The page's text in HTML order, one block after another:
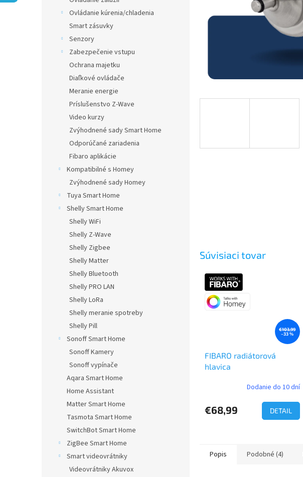
Ovládanie kúrenia/chladenia
Smart zásuvky
Senzory
Zabezpečenie vstupu
Ochrana majetku
Diaľkové ovládače
Meranie energie
Príslušenstvo Z-Wave
Video kurzy
Zvýhodnené sady Smart Home
Odporúčané zariadenia
Fibaro aplikácie
Kompatibilné s Homey
Zvýhodnené sady Homey
Tuya Smart Home
Shelly Smart Home
Shelly WiFi
Shelly Z-Wave
Shelly Zigbee
Shelly Matter
Shelly Bluetooth
Shelly PRO LAN
Shelly LoRa
Shelly meranie spotreby
Shelly Pill
Sonoff Smart Home
Sonoff Kamery
Sonoff vypínače
Aqara Smart Home
Home Assistant
Matter Smart Home
Tasmota Smart Home
SwitchBot Smart Home
ZigBee Smart Home
Smart videovrátniky
Videovrátniky Akuvox
Súvisiaci tovar
€103,99
–33 %
FIBARO radiátorová
hlavica
Dodanie do 10 dní
€68,99 DETAIL
Popis Podobné (4)